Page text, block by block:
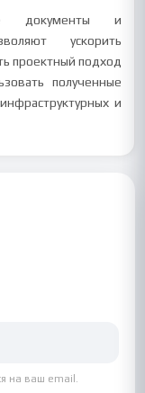
документы и
ускорить
проектный подход
полученные
и
на ваш email.